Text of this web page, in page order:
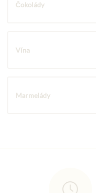
Čokolády
Vína
Marmelády